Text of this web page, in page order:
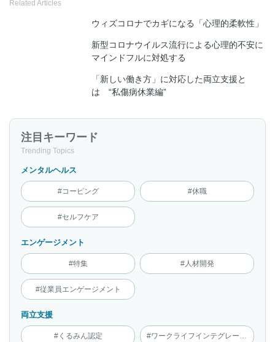
Related Articles
ウィズコロナでカギになる「心理的柔軟性」
新型コロナウイルス流行による心理的不安に
マインドフルに対処する
「新しい働き方」に対応した両立支援と
は “私傷病休業編”
注目キーワード
Trending Topics
メンタルヘルス
#コーピング #休職
#セルフケア
エンゲージメント
#特集 #人材開発
#従業員エンゲージメント
両立支援
#くるみん認定 #ワークライフインテグレーション